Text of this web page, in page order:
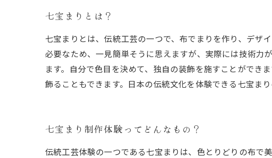
七宝まりとは？
七宝まりとは、伝統工芸の一つで、布でまりを作り、デザ
必要なため、一見簡単そうに思えますが、実際には技術力
ます。自分で色目を決めて、独自の装飾を施すことができ
飾ることもできます。日本の伝統文化を体験できる七宝ま
七宝まり制作体験ってどんなもの？
伝統工芸体験の一つである七宝まりは、色とりどりの布で